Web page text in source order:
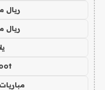
ريال
ريال